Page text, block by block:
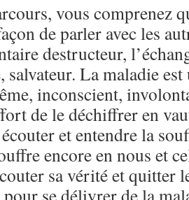
vous comprenez
de parler avec les
destructeur,
salvateur. La maladie
inconscient,
de le déchiffrer en
et entendre la
encore en nous et
sa vérité et quitter
pour se délivrer de la